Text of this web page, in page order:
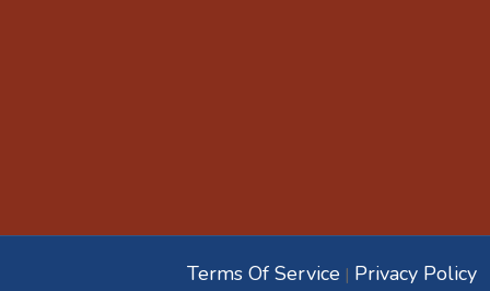
Terms Of Service | Privacy Policy